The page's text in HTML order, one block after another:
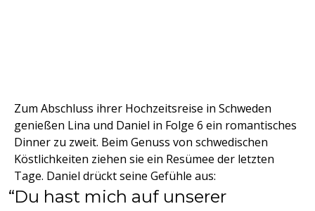
Zum Abschluss ihrer Hochzeitsreise in Schweden
genießen Lina und Daniel in Folge 6 ein romantisches
Dinner zu zweit. Beim Genuss von schwedischen
Köstlichkeiten ziehen sie ein Resümee der letzten
Tage. Daniel drückt seine Gefühle aus:
Du hast mich auf unserer